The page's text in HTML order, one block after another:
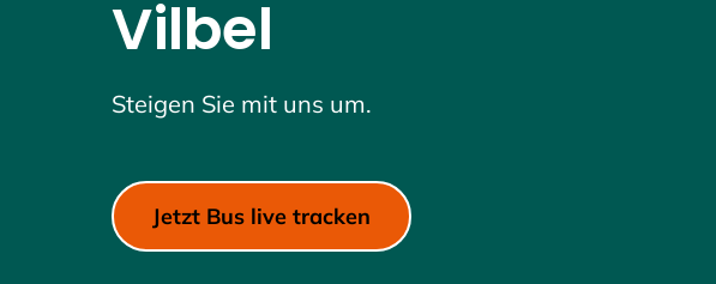
Vilbel
Steigen Sie mit uns um.
Jetzt Bus live tracken
Links unterstreichen